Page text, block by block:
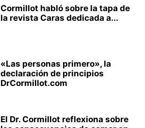
Cormillot habló sobre la tapa de
la revista Caras dedicada a...
«Las personas primero», la
declaración de principios
DrCormillot.com
El Dr. Cormillot reflexiona sobre